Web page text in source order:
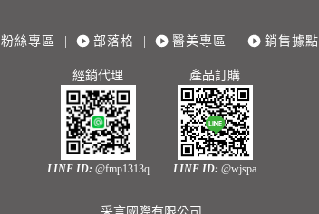
粉絲專區 | 部落格 | 醫美專區 | 銷售據點
經銷代理
LINE ID: @fmp1313q
產品訂購
LINE ID: @wjspa